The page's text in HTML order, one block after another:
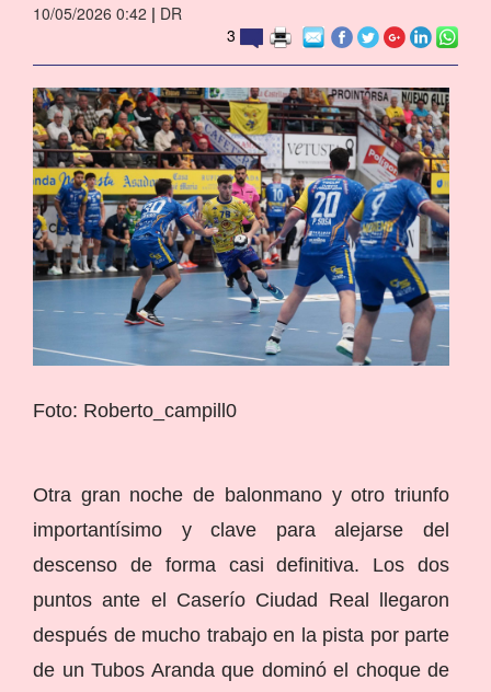
10/05/2026 0:42 | DR
3
Foto: Roberto_campill0
Otra gran noche de balonmano y otro triunfo
importantísimo y clave para alejarse del
descenso de forma casi definitiva. Los dos
puntos ante el Caserío Ciudad Real llegaron
después de mucho trabajo en la pista por parte
de un Tubos Aranda que dominó el choque de